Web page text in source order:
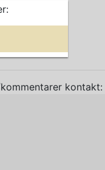
kontakt: